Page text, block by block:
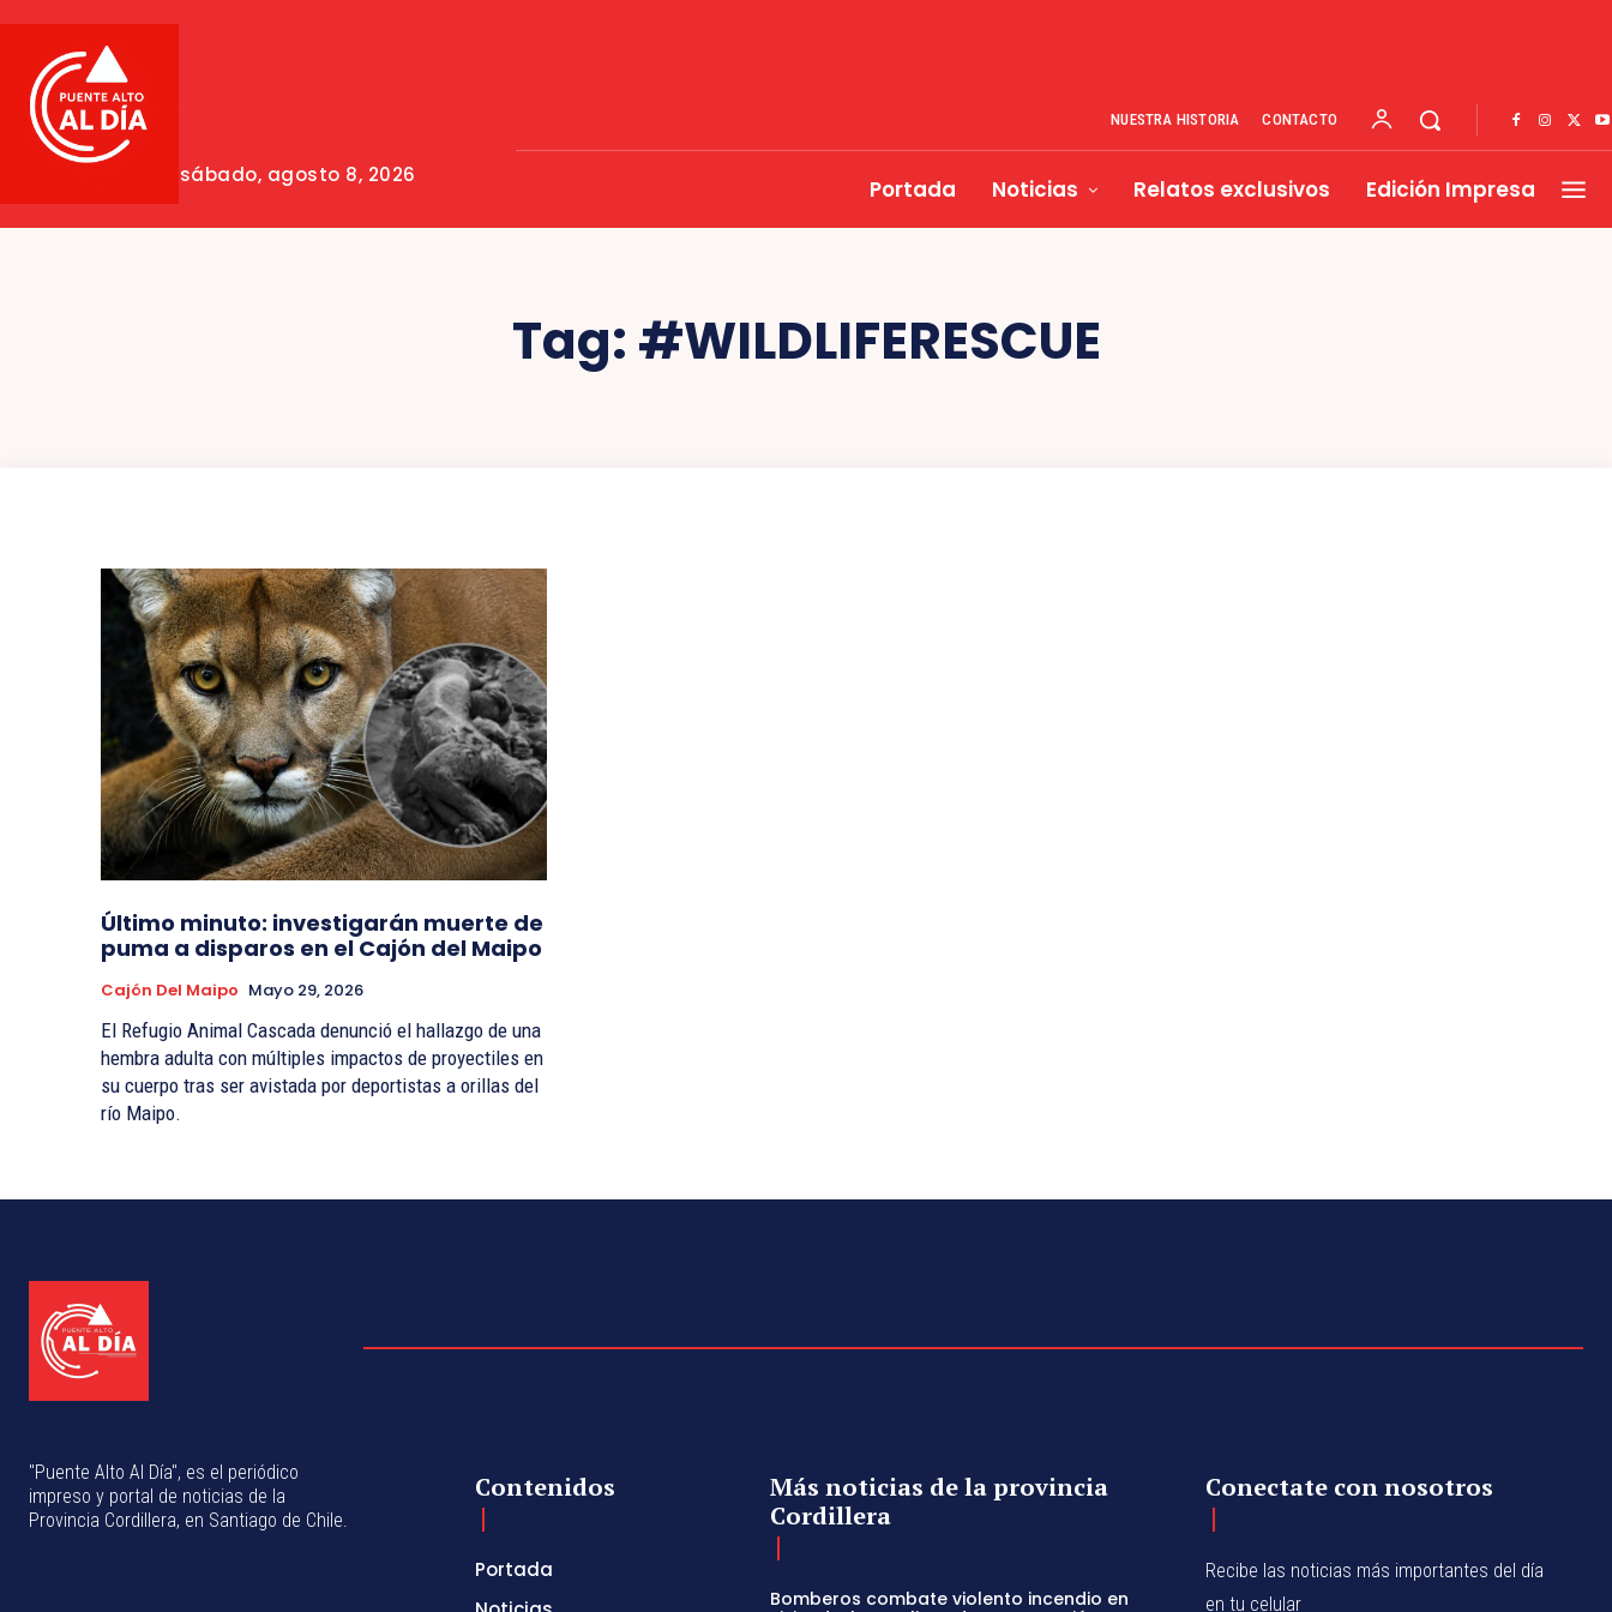
sábado, agosto 8, 2026
NUESTRA HISTORIA CONTACTO
Portada Noticias Relatos exclusivos Edición Impresa
Tag: #WILDLIFERESCUE
Último minuto: investigarán muerte de
puma a disparos en el Cajón del Maipo
Cajón Del Maipo Mayo 29, 2026
El Refugio Animal Cascada denunció el hallazgo de una
hembra adulta con múltiples impactos de proyectiles en
su cuerpo tras ser avistada por deportistas a orillas del
río Maipo.
"Puente Alto Al Día", es el periódico
impreso y portal de noticias de la
Provincia Cordillera, en Santiago de Chile.
Contenidos
Portada
Más noticias de la provincia
Cordillera
Bomberos combate violento incendio en
Conectate con nosotros
Recibe las noticias más importantes del día
en tu celular